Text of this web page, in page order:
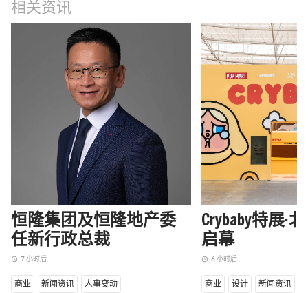
相关资讯
恒隆集团及恒隆地产委
任新行政总裁
access_time 7 小时后
商业 新闻资讯 人事变动
Crybaby特展·
启幕
access_time 6 小时后
商业 设计 新闻资讯